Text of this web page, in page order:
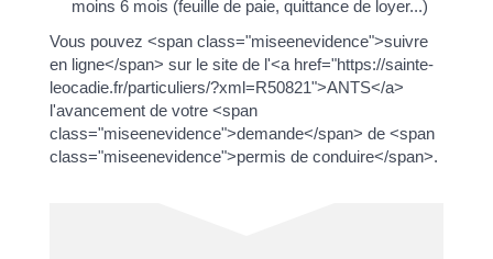
moins 6 mois (feuille de paie, quittance de loyer...)
Vous pouvez <span class="miseenevidence">suivre
en ligne</span> sur le site de l'<a href="https://sainte-
leocadie.fr/particuliers/?xml=R50821">ANTS</a>
l'avancement de votre <span
class="miseenevidence">demande</span> de <span
class="miseenevidence">permis de conduire</span>.